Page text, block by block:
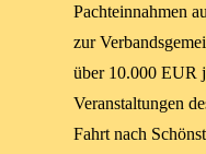
Pachteinnahmen
zur
über 10.000 EUR
Veranstaltungen
Fahrt nach